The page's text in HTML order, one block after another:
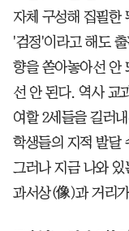
자체 구성해 집필한
'검정'이라고 해도
향을 쏟아놓아선 안
선 안 된다. 역사 교
여할 2세들을 길러
학생들의 지적 발달
그러나 지금 나와
과서상(像)과 거리